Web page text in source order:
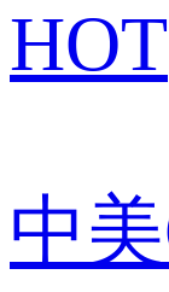
HOT
中